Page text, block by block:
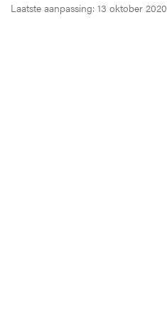
Laatste aanpassing: 13 oktober 2020